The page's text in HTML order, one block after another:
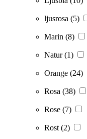
ljusrosa (5)
Marin (8)
Natur(1)
Orange (24)
Rosa (38)
Rose (7)
Rost (2)